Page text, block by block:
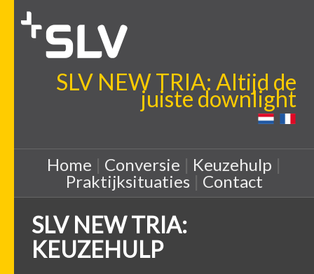
SLV NEW TRIA: Altijd de
juiste downlight
Home | Conversie | Keuzehulp |
Praktijksituaties| Contact
SLV NEW TRIA:
KEUZEHULP